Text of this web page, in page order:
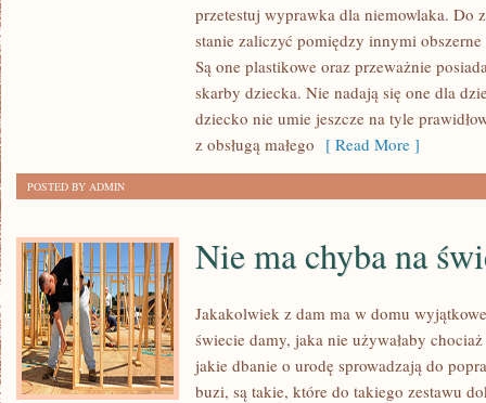
WYNAJDZIEMY
przetestuj wyprawka dla niemowlaka. Do
stanie zaliczyć pomiędzy innymi
Są one plastikowe oraz przeważnie
skarby dziecka. Nie nadają się one dla
dziecko nie umie jeszcze na tyle
z obsługą małego [ Read More ]
POSTED BY ADMIN
Nie ma chyba na
Jakakolwiek z dam ma w domu
świecie damy, jaka nie używałaby
jakie dbanie o urodę sprowadzają do
buzi, są takie, które do takiego zestawu